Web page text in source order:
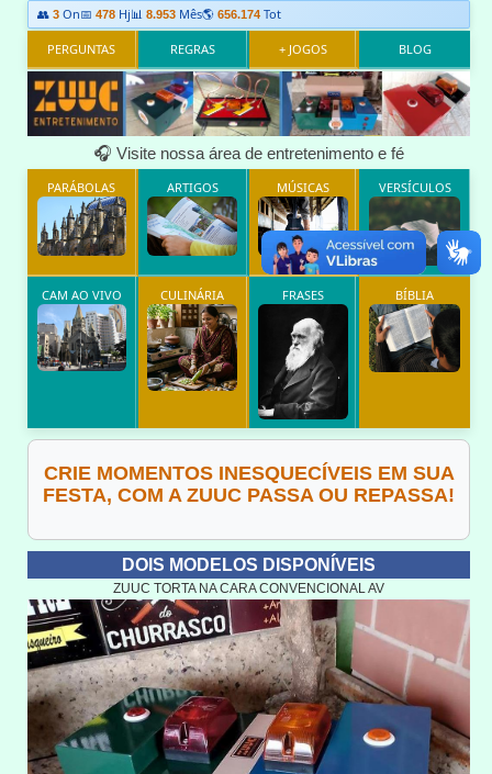
👥 3 On📅 478 Hj📊 8.953 Mês🌎 656.174 Tot
PERGUNTAS REGRAS + JOGOS BLOG
🎧 Visite nossa área de entretenimento e fé
PARÁBOLAS ARTIGOS MÚSICAS VERSÍCULOS
CAM AO VIVO CULINÁRIA FRASES BÍBLIA
CRIE MOMENTOS INESQUECÍVEIS EM SUA
FESTA, COM A ZUUC PASSA OU REPASSA!
DOIS MODELOS DISPONÍVEIS
ZUUC TORTA NA CARA CONVENCIONAL AV